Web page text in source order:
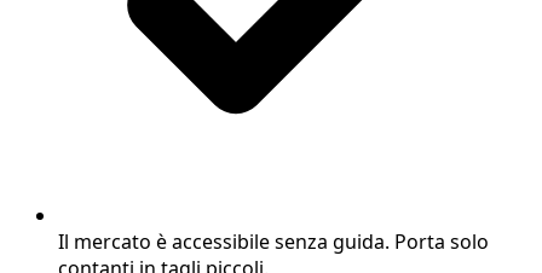
Il mercato è accessibile senza guida. Porta solo